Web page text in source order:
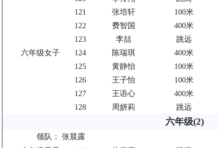
121
张培轩
100米
122
费智国
400米
123
李喆
跳远
六年级女子
124 陈瑞琪
400米
125
黄静怡
100米
126
王子怡
100米
127
王语心
400米
128
周妍莉 跳远
六年级(2)
领队：
张晨露